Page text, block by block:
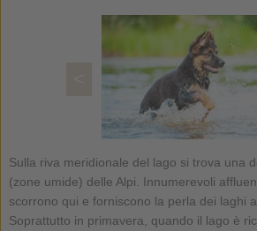
Sulla riva meridionale del lago si trova una
(zone umide) delle Alpi. Innumerevoli
scorrono qui e forniscono la perla dei laghi
Soprattutto in primavera, quando il lago è